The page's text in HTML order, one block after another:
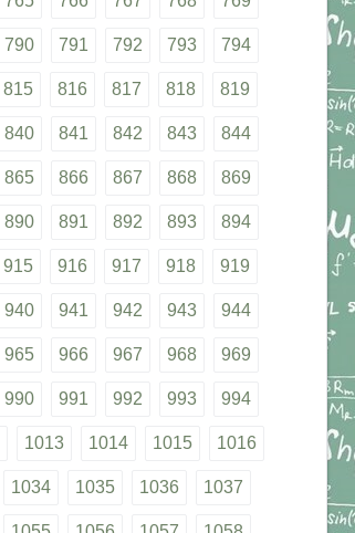
790 791 792 793 794
815 816 817 818 819
840 841 842 843 844
865 866 867 868 869
890 891 892 893 894
915 916 917 918 919
940 941 942 943 944
965 966 967 968 969
990 991 992 993 994
1013 1014 1015 1016
1034 1035 1036 1037